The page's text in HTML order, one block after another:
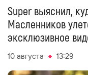
Super выяснил,
Масленников
эксклюзивное
10 августа 13:29